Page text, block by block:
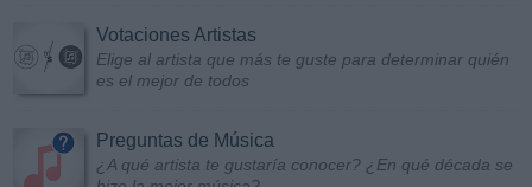
Votaciones Artistas
Elige al artista que más te guste para determinar quién
es el mejor de todos
Preguntas de Música
¿A qué artista te gustaría conocer? ¿En qué década se